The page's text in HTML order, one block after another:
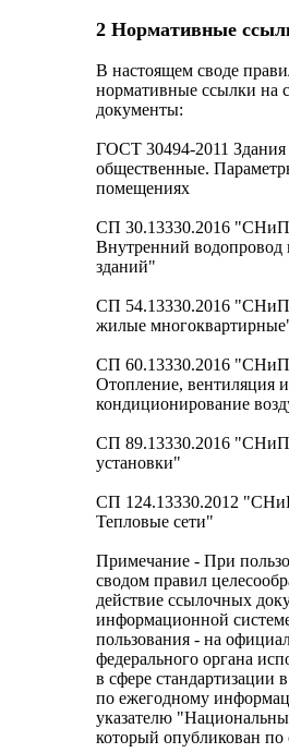
2 Нормативные
В настоящем своде
нормативные ссылки на
документы:
ГОСТ 30494-2011
общественные.
помещениях
СП 30.13330.2016 "СНиП
Внутренний водопровод
зданий"
СП 54.13330.2016 "СНиП
жилые
СП 60.13330.2016 "СНиП
Отопление, вентиляция и
кондиционирование
СП 89.13330.2016 "СНиП
установки"
СП 124.13330.2012
Тепловые сети"
Примечание - При
сводом правил
действие ссылочных
информационной
пользования - на
федерального органа
в сфере стандартизации
по ежегодному
указателю
который опубликован по